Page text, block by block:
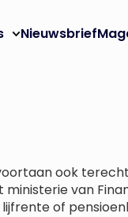
Nieuwsbrief
ook
van
of